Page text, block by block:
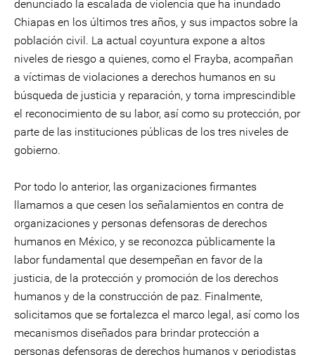
denunciado la escalada de violencia que ha inundado
Chiapas en los últimos tres años, y sus impactos sobre la
población civil. La actual coyuntura expone a altos
niveles de riesgo a quienes, como el Frayba, acompañan
a víctimas de violaciones a derechos humanos en su
búsqueda de justicia y reparación, y torna imprescindible
el reconocimiento de su labor, así como su protección, por
parte de las instituciones públicas de los tres niveles de
gobierno.
Por todo lo anterior, las organizaciones firmantes
llamamos a que cesen los señalamientos en contra de
organizaciones y personas defensoras de derechos
humanos en México, y se reconozca públicamente la
labor fundamental que desempeñan en favor de la
justicia, de la protección y promoción de los derechos
humanos y de la construcción de paz. Finalmente,
solicitamos que se fortalezca el marco legal, así como los
mecanismos diseñados para brindar protección a
personas defensoras de derechos humanos y periodistas